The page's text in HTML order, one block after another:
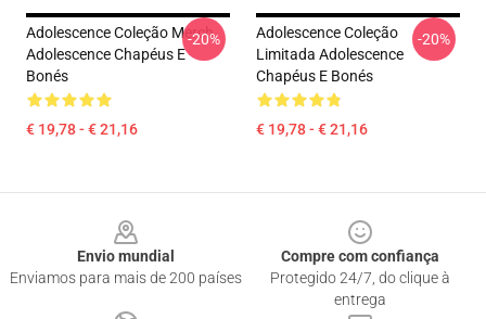
Adolescence Coleção Merch
Adolescence Chapéus E
Bonés
€ 19,78 - € 21,16
-20%
Adolescence Coleção
Limitada Adolescence
Chapéus E Bonés
€ 19,78 - € 21,16
-20%
Envio mundial
Enviamos para mais de 200 países
Compre com confiança
Protegido 24/7, do clique à
entrega